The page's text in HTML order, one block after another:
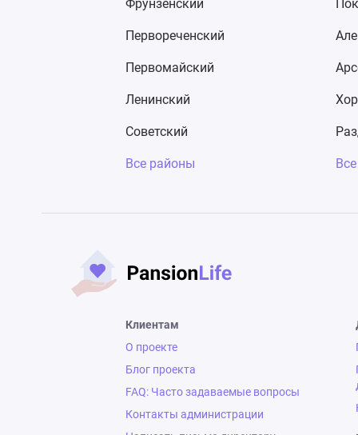
Фрунзенский
Первореченский
Первомайский
Ленинский
Советский
Все районы
Клиентам
О проекте
Блог проекта
FAQ: Часто задаваемые вопросы
Контакты администрации